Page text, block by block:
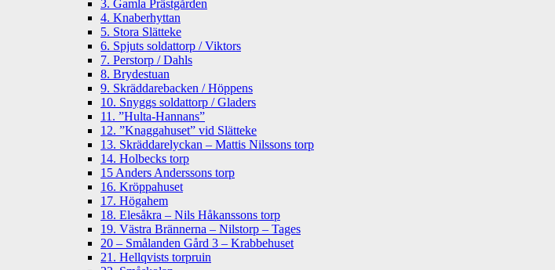
3. Gamla Prästgården
4. Knaberhyttan
5. Stora Slätteke
6. Spjuts soldattorp / Viktors
7. Perstorp / Dahls
8. Brydestuan
9. Skräddarebacken / Höppens
10. Snyggs soldattorp / Gladers
11. ”Hulta-Hannans”
12. ”Knaggahuset” vid Slätteke
13. Skräddarelyckan – Mattis Nilssons torp
14. Holbecks torp
15 Anders Anderssons torp
16. Kröppahuset
17. Högahem
18. Elesåkra – Nils Håkanssons torp
19. Västra Brännerna – Nilstorp – Tages
20 – Smålanden Gård 3 – Krabbehuset
21. Hellqvists torpruin